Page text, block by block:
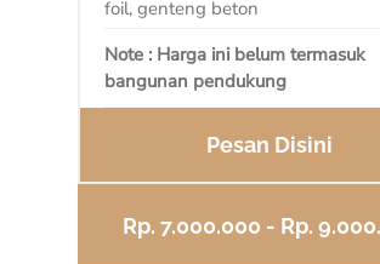
foil, genteng beton
Note : Harga ini belum termasuk
bangunan pendukung
Pesan Disini
Rp. 7.000.000 - Rp.